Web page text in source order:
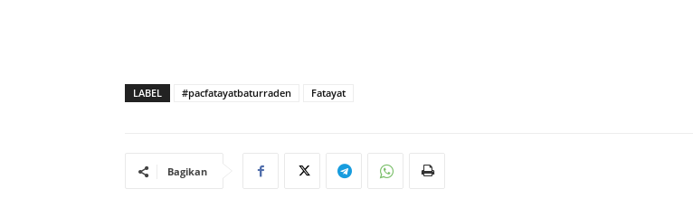
LABEL #pacfatayatbaturraden Fatayat
Bagikan